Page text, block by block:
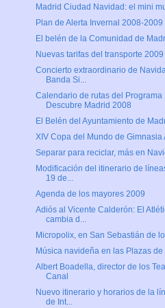
Madrid Ciudad Navidad: el mini
Plan de Alerta Invernal 2008-2009
El belén de la Comunidad de
Nuevas tarifas del transporte 2009
Concierto extraordinario de
Banda Si...
Calendario de rutas del Programa
Descubre Madrid 2008
El Belén del Ayuntamiento de
XIV Copa del Mundo de Gimnasia
Separar para reciclar, más en
Modificación del itinerario de
19 de...
Agenda de los mayores 2009
Adiós al Vicente Calderón: El
cambia d...
Micropolix, en San Sebastián de
Música navideña en las Plazas de
Albert Boadella, director de los
Canal
Nuevo itinerario y horarios de la
de Int...